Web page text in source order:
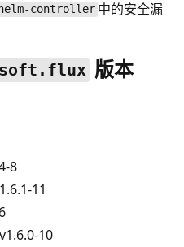
helm-controller 中的安全漏
版本
8
11
10